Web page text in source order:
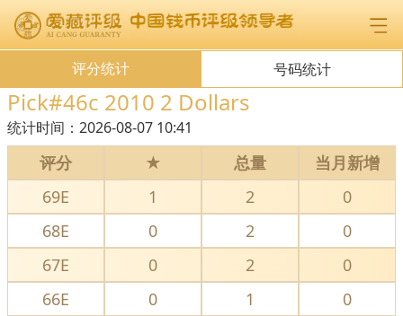
评分统计 号码统计
Pick#46c 2010 2 Dollars
统计时间： 2026-08-07 10:41
评分 ★ 总量
当月新增
69E
1 2
0
68E
0 2
0
67E
0 2
0
66E
0 1
0